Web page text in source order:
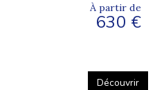
À partir de
630 €
Découvrir